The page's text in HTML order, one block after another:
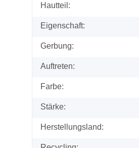
Hautteil:
Eigenschaft:
Gerbung:
Auftreten:
Farbe:
Stärke:
Herstellungsland: